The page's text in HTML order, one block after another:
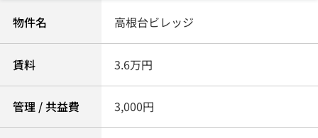
物件名 高根台ビレッジ
賃料 3.6万円
管理 / 共益費 3,000円